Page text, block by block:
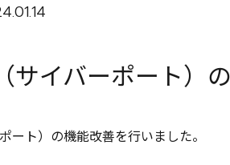
サイバーポート）
ート）の機能改善を行いました。